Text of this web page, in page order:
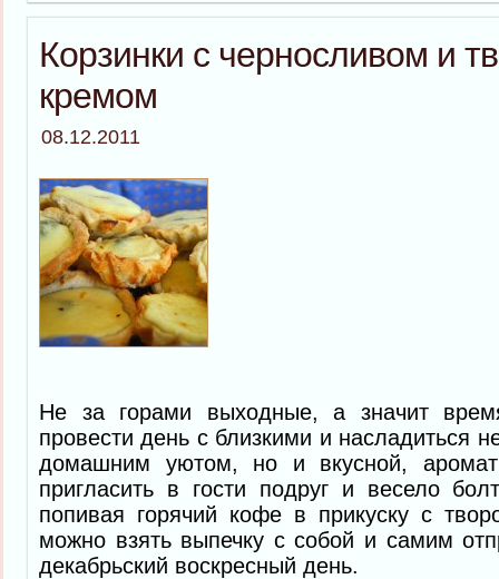
Корзинки с черносливом и
кремом
08.12.2011
Не за горами выходные, а значит
провести день с близкими и насладиться
домашним уютом, но и вкусной,
пригласить в гости подруг и весело
попивая горячий кофе в прикуску с
можно взять выпечку с собой и самим
декабрьский воскресный день.